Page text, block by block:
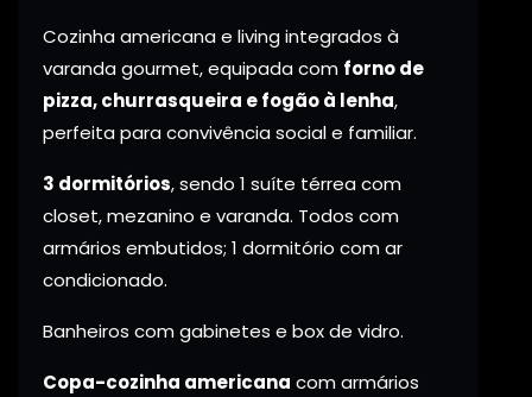
Cozinha americana e living integrados à
varanda gourmet, equipada com forno de
pizza, churrasqueira e fogão à lenha,
perfeita para convivência social e familiar.
3 dormitórios, sendo 1 suíte térrea com
closet, mezanino e varanda. Todos com
armários embutidos; 1 dormitório com ar
condicionado.
Banheiros com gabinetes e box de vidro.
Copa-cozinha americana com armários